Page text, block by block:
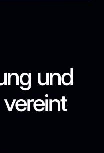
und